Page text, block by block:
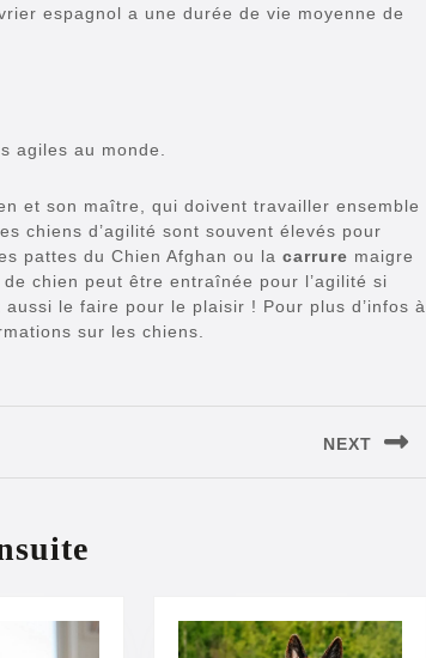
espagnol a une durée de vie moyenne de
agiles au monde.
et son maître, qui doivent travailler ensemble
chiens d’agilité sont souvent élevés pour
pattes du Chien Afghan ou la carrure maigre
chien peut être entraînée pour l’agilité si
le faire pour le plaisir ! Pour plus d’infos à
sur les chiens.
NEXT